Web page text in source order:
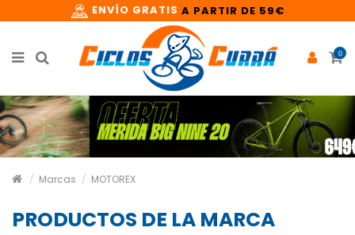
ENVÍO GRATIS A PARTIR DE 59€
0
Marcas MOTOREX
PRODUCTOS DE LA MARCA